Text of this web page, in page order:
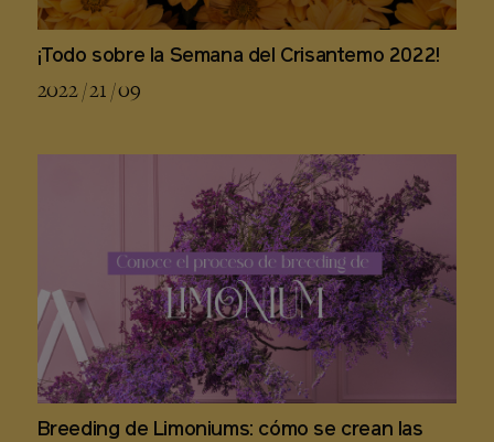
¡Todo sobre la Semana del Crisantemo 2022!
2022 / 21 / 09
Breeding de Limoniums: cómo se crean las